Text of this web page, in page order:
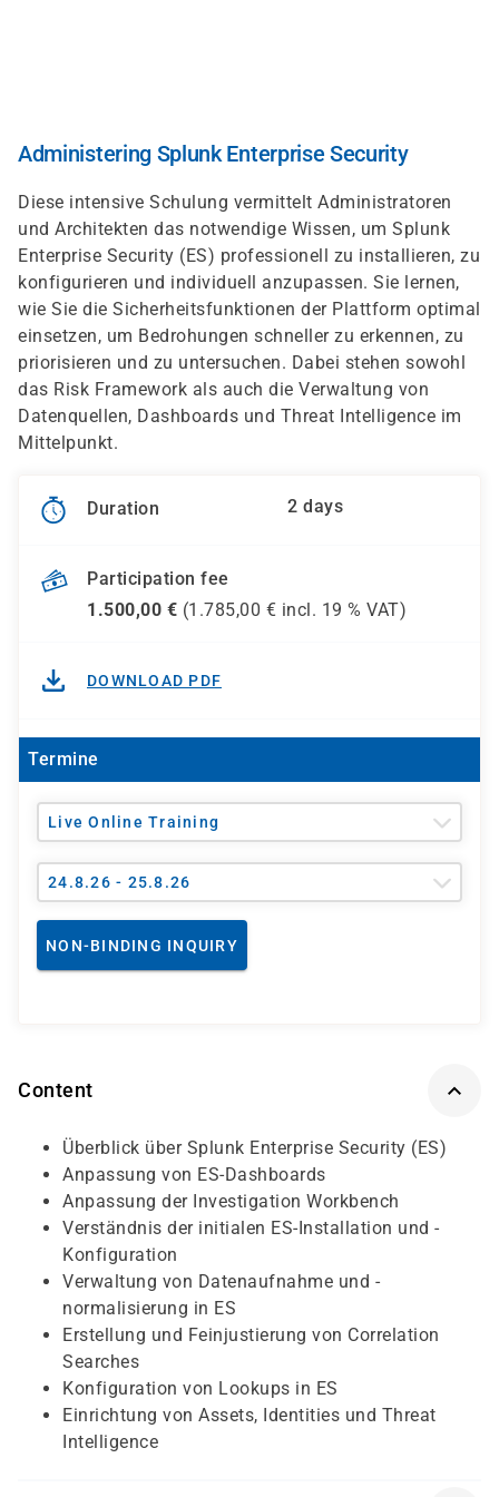
Administering Splunk Enterprise Security
Diese intensive Schulung vermittelt Administratoren
und Architekten das notwendige Wissen, um Splunk
Enterprise Security (ES) professionell zu installieren, zu
konfigurieren und individuell anzupassen. Sie lernen,
wie Sie die Sicherheitsfunktionen der Plattform optimal
einsetzen, um Bedrohungen schneller zu erkennen, zu
priorisieren und zu untersuchen. Dabei stehen sowohl
das Risk Framework als auch die Verwaltung von
Datenquellen, Dashboards und Threat Intelligence im
Mittelpunkt.
Duration 2 days
Participation fee
1.500,00 € (1.785,00 € incl. 19 % VAT)
DOWNLOAD PDF
Termine
Live Online Training
24.8.26 - 25.8.26
NON-BINDING INQUIRY
Content
Überblick über Splunk Enterprise Security (ES)
Anpassung von ES-Dashboards
Anpassung der Investigation Workbench
Verständnis der initialen ES-Installation und -
Konfiguration
Verwaltung von Datenaufnahme und -
normalisierung in ES
Erstellung und Feinjustierung von Correlation
Searches
Konfiguration von Lookups in ES
Einrichtung von Assets, Identities und Threat
Intelligence